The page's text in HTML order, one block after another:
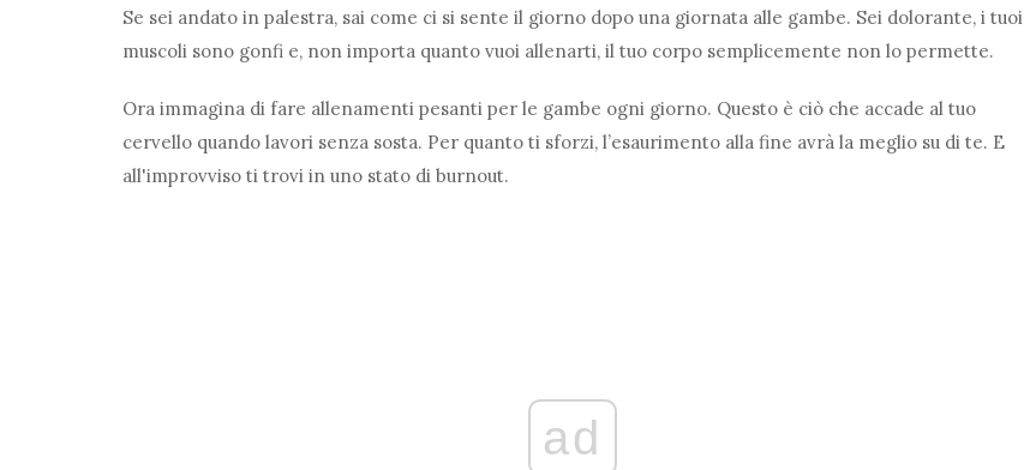
Se sei andato in palestra, sai come ci si sente il giorno dopo una giornata alle gambe. Sei dolorante, i tuoi
muscoli sono gonfi e, non importa quanto vuoi allenarti, il tuo corpo semplicemente non lo permette.
Ora immagina di fare allenamenti pesanti per le gambe ogni giorno. Questo è ciò che accade al tuo
cervello quando lavori senza sosta. Per quanto ti sforzi, l’esaurimento alla fine avrà la meglio su di te. E
all'improvviso ti trovi in ​​uno stato di burnout.
ad